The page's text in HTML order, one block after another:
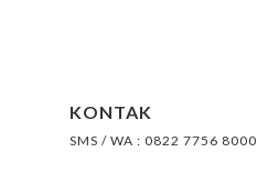
KONTAK
SMS / WA : 0822 7756 8000